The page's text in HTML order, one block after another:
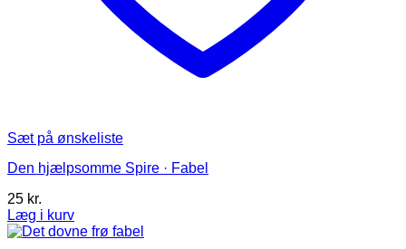
Sæt på ønskeliste
Den hjælpsomme Spire · Fabel
25 kr.
Læg i kurv